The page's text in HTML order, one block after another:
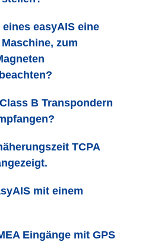
easyAIS eine
zum
B Transpondern
TCPA
mit einem
Eingänge mit GPS